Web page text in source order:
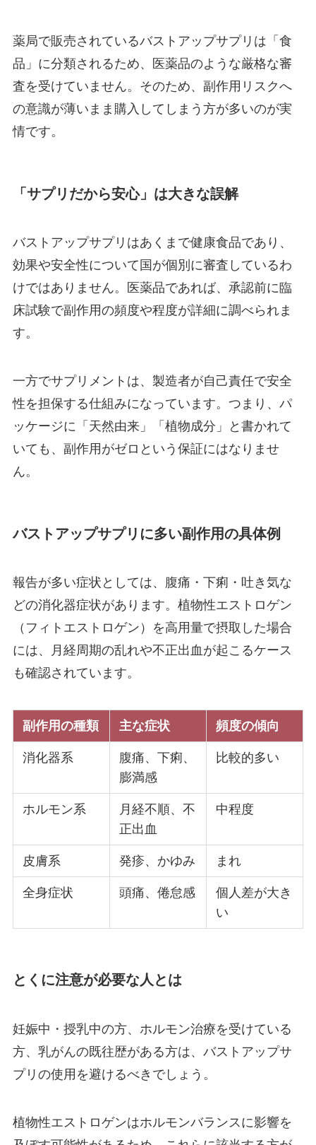
肌の施術
脂肪吸引
豊胸手術
24時間受付 LINEから予約する
プライバシーポリシー
サイトマップ
薬局で販売されているバストアップサプリは「食
品」に分類されるため、医薬品のような厳格な審
査を受けていません。そのため、副作用リスクへ
の意識が薄いまま購入してしまう方が多いのが実
情です。
「サプリだから安心」は大きな誤解
バストアップサプリはあくまで健康食品であり、
効果や安全性について国が個別に審査しているわ
けではありません。医薬品であれば、承認前に臨
床試験で副作用の頻度や程度が詳細に調べられま
す。
一方でサプリメントは、製造者が自己責任で安全
性を担保する仕組みになっています。つまり、パ
ッケージに「天然由来」「植物成分」と書かれて
いても、副作用がゼロという保証にはなりませ
ん。
バストアップサプリに多い副作用の具体例
報告が多い症状としては、腹痛・下痢・吐き気な
どの消化器症状があります。植物性エストロゲン
（フィトエストロゲン）を高用量で摂取した場合
には、月経周期の乱れや不正出血が起こるケース
も確認されています。
副作用の種類 主な症状 頻度の傾向
消化器系
腹痛、下痢、
膨満感
比較的多い
ホルモン系
月経不順、不
正出血
中程度
皮膚系 発疹、かゆみ まれ
全身症状 頭痛、倦怠感
個人差が大き
い
とくに注意が必要な人とは
妊娠中・授乳中の方、ホルモン治療を受けている
方、乳がんの既往歴がある方は、バストアップサ
プリの使用を避けるべきでしょう。
植物性エストロゲンはホルモンバランスに影響を